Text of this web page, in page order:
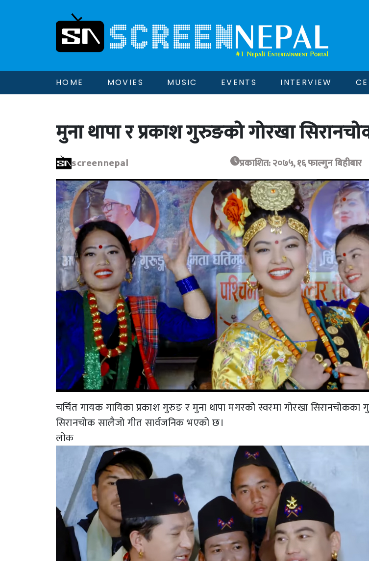
HOME MOVIES MUSIC EVENTS INTERVIEW
मुना थापा र प्रकाश गुरुङको गोरखा
screennepal प्रकाशित: २०७५, १६ फाल्गुन बिहीबार
चर्चित गायक गायिका प्रकाश गुरुङ र मुना थापा मगरको स्वरमा गोरखा
सिरानचोक सालैजो गीत सार्वजनिक भएको छ।
लोक